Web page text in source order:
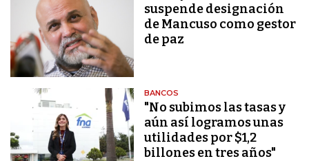
suspende designación
de Mancuso como gestor
de paz
BANCOS
"No subimos las tasas y
aún así logramos unas
utilidades por $1,2
billones en tres años"